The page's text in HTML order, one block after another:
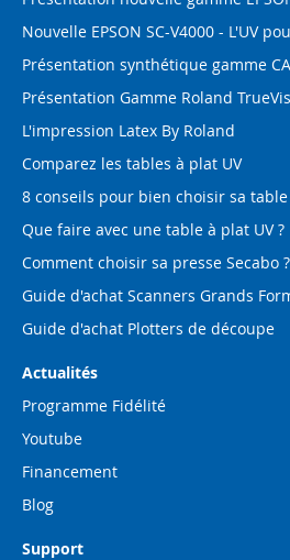
Nouvelle EPSON SC-V4000 - L'UV
Présentation synthétique gamme
Présentation Gamme Roland TrueVis
L'impression Latex By Roland
Comparez les tables à plat UV
8 conseils pour bien choisir sa
Que faire avec une table à plat UV ?
Comment choisir sa presse Secabo ?
Guide d'achat Scanners Grands
Guide d'achat Plotters de découpe
Actualités
Programme Fidélité
Youtube
Financement
Blog
Support